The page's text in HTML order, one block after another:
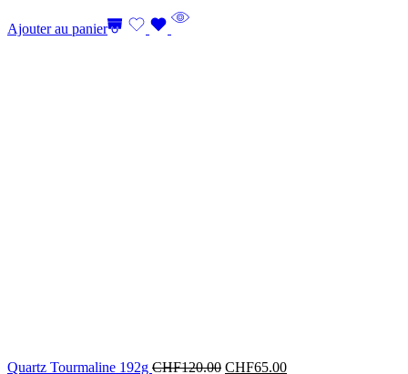
Ajouter au panier
Quartz Tourmaline 192g CHF120.00 CHF65.00